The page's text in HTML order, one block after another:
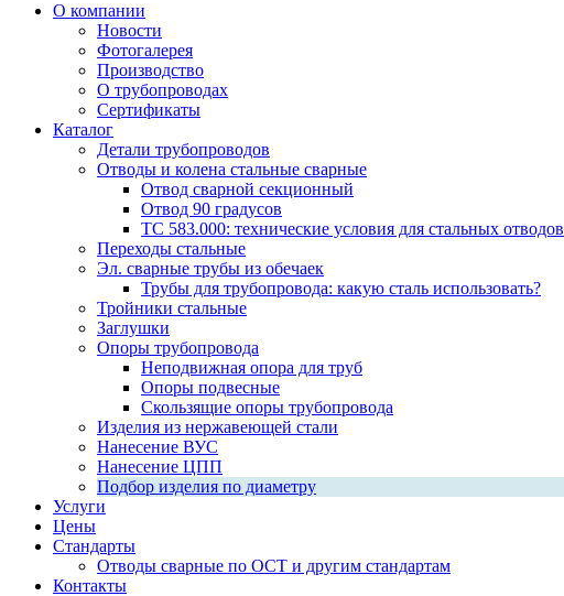
О компании
Новости
Фотогалерея
Производство
О трубопроводах
Сертификаты
Каталог
Детали трубопроводов
Отводы и колена стальные сварные
Отвод сварной секционный
Отвод 90 градусов
ТС 583.000: технические условия для стальных отводов
Переходы стальные
Эл. сварные трубы из обечаек
Трубы для трубопровода: какую сталь использовать?
Тройники стальные
Заглушки
Опоры трубопровода
Неподвижная опора для труб
Опоры подвесные
Скользящие опоры трубопровода
Изделия из нержавеющей стали
Нанесение ВУС
Нанесение ЦПП
Подбор изделия по диаметру
Услуги
Цены
Стандарты
Отводы сварные по ОСТ и другим стандартам
Контакты